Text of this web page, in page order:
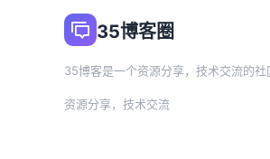
35博客圈
35博客是一个资源分享，技术交流的社
资源分享，技术交流